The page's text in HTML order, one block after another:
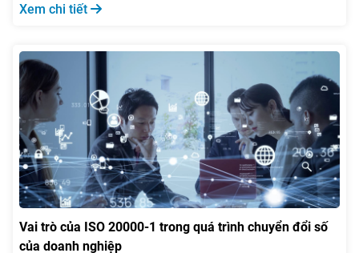
Xem chi tiết
Vai trò của ISO 20000-1 trong quá trình chuyển đổi số
của doanh nghiệp